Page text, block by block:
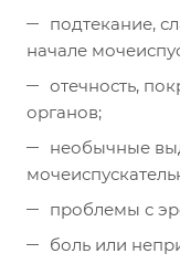
подтекание,
начале
отечность,
органов;
необычные
проблемы с
боль или